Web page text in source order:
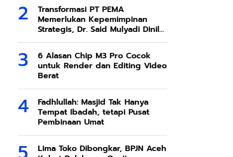
Transformasi PT PEMA
Memerlukan Kepemimpinan
Strategis, Dr. Said Mulyadi Dinilai
Memenuhi Kriteria
6 Alasan Chip M3 Pro Cocok
untuk Render dan Editing Video
Berat
Fadhlullah: Masjid Tak Hanya
Tempat Ibadah, tetapi Pusat
Pembinaan Umat
Lima Toko Dibongkar, BPJN Aceh